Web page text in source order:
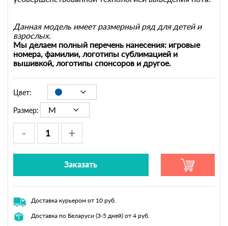
Данная модель имеет размерный ряд для детей и
взрослых.
Мы делаем полный перечень нанесения: игровые
номера, фамилии, логотипы сублимацией и
вышивкой, логотипы спонсоров и другое.
Цвет:
Размер: M
- +
Заказать
Доставка курьером от 10 руб.
Доставка по Беларуси (3-5 дней) от 4 руб.